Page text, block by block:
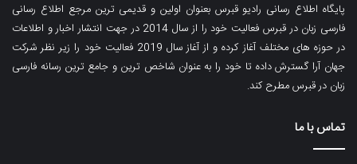
پایگاه اطلاع رسانی رادیو قبرس بعنوان اولین و قدیمی ترین مرجع اطلاع رسانی
فارسی زبان در قبرس فعالیت خود را از سال 2014 در جهت انتشار اخبار و اطلاعات
در حوزه های مختلف آغاز کرده و از آغاز سال 2019 فعالیت خود را زیر نظر شرکت
جهان آرا گسترش داده تا خود را به عنوان شاخص ترین و جامع ترین رسانه فارسی
زبان در قبرس مطرح کند.
تماس با ما